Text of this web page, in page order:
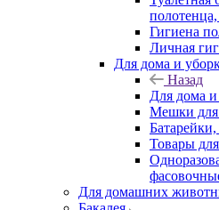
Гигиена
Личная
Для дома и
Назад
Для дома
Мешки для
Товары
Для домашних